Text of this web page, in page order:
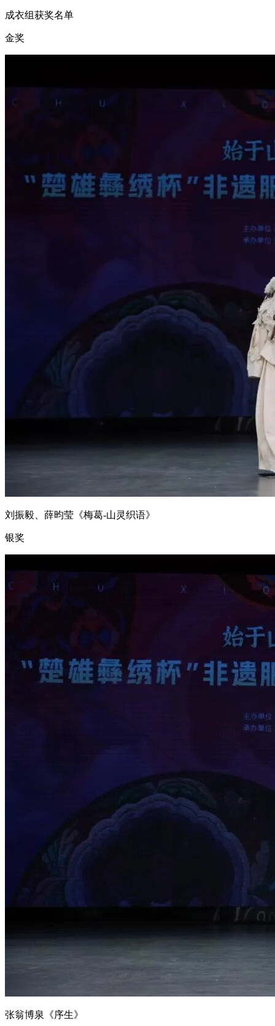
成衣组获奖名单
金奖
刘振毅、薛昀莹《梅葛-山灵织语》
银奖
张翁博泉《序生》